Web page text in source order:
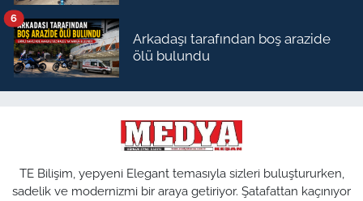
Arkadaşı tarafından boş arazide
ölü bulundu
6
TE Bilişim, yepyeni Elegant temasıyla sizleri buluştururken,
sadelik ve modernizmi bir araya getiriyor. Şatafattan kaçınıyor